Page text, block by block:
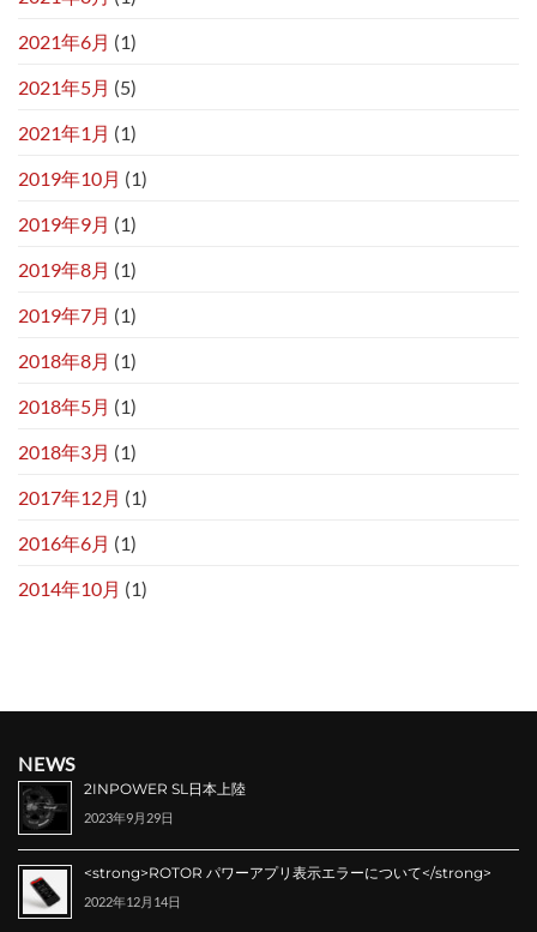
2021年6月 (1)
2021年5月 (5)
2021年1月 (1)
2019年10月 (1)
2019年9月 (1)
2019年8月 (1)
2019年7月 (1)
2018年8月 (1)
2018年5月 (1)
2018年3月 (1)
2017年12月 (1)
2016年6月 (1)
2014年10月 (1)
NEWS
2INPOWER SL日本上陸
2023年9月29日
<strong>ROTOR パワーアプリ表示エラーについて</strong>
2022年12月14日